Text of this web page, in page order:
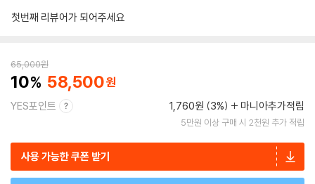
첫번째 리뷰어가 되어주세요
65,000원
10 58,500
YES포인트 1,760원 (3%) 마니아추가적립
5만원 이상 구매 시 2천원 추가 적립
사용 가능한 쿠폰 받기